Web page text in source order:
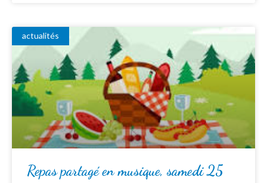
actualités
Repas partagé en musique, samedi 25